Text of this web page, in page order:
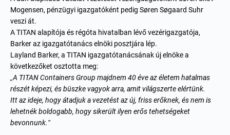
Mogensen, pénzügyi igazgatóként pedig Søren Søgaard Suhr
veszi át.
A TITAN alapítója és régóta hivatalban lévő vezérigazgatója,
Barker az igazgatótanács elnöki posztjára lép.
Layland Barker, a TITAN igazgatótanácsának új elnöke a
következőket osztotta meg:
„A TITAN Containers Group majdnem 40 éve az életem hatalmas
részét képezi, és büszke vagyok arra, amit világszerte elértünk.
Itt az ideje, hogy átadjuk a vezetést az új, friss erőknek, és nem is
lehetnék boldogabb, hogy sikerült ilyen erős tehetségeket
bevonnunk.”